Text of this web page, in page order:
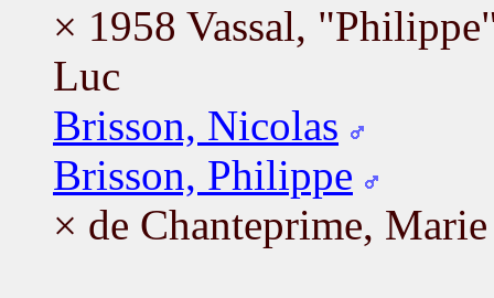
× 1958 Vassal,
Luc
Brisson, Nicolas
Brisson, Philippe
× de Chanteprime, Marie